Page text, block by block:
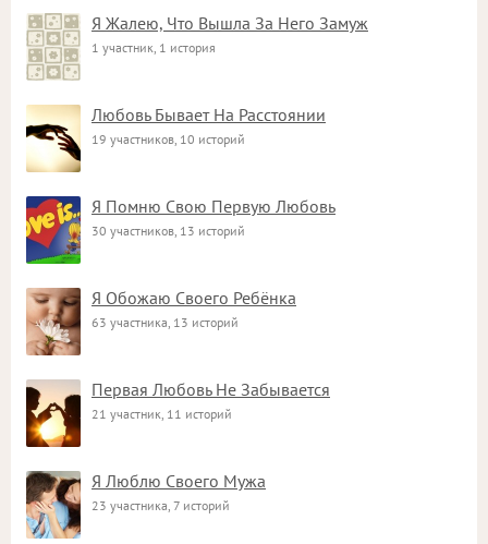
Я Жалею, Что Вышла За Него Замуж
1 участник, 1 история
Любовь Бывает На Расстоянии
19 участников, 10 историй
Я Помню Свою Первую Любовь
30 участников, 13 историй
Я Обожаю Своего Ребёнка
63 участника, 13 историй
Первая Любовь Не Забывается
21 участник, 11 историй
Я Люблю Своего Мужа
23 участника, 7 историй